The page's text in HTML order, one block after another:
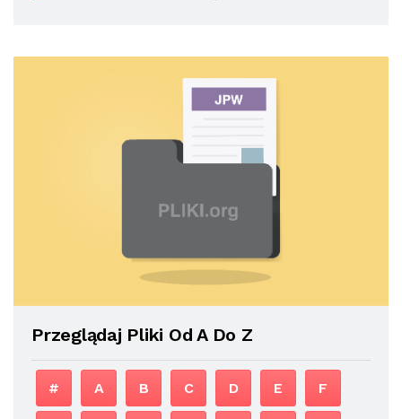
Przeglądaj Pliki Od A Do Z
# A B C D E F